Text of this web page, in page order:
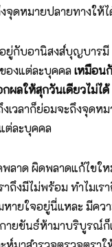
จุดหมายปลายทางให้
อยู่กับอานิสงส์บุญบาร
องแต่ละบุคคลเหมือน
ผลให้สุกวันเดียวไม่ไ
เวลาก็ย่อมจะถึงจุดห
ต่ละบุคคล
ลาด ผิดพลาดแก้ไขใ
ถึงมีไม่พร้อม ทำไมเร
ายใจอยู่นี่แหละ มีคว
กายขันธ์ห้ามาบริบูร